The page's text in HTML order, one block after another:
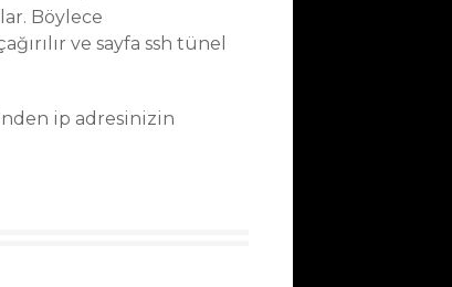
Böylece
ve sayfa ssh tünel
ip adresinizin